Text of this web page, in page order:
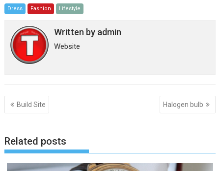
Dress Fashion Lifestyle
Written by admin
Website
Post
navigation
Build Site Halogen bulb
Related posts